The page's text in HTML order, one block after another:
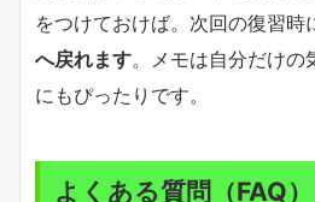
をつけておけば。次回の復習時
へ戻れます。メモは自分だけの
にもぴったりです。
よくある質問（FAQ）